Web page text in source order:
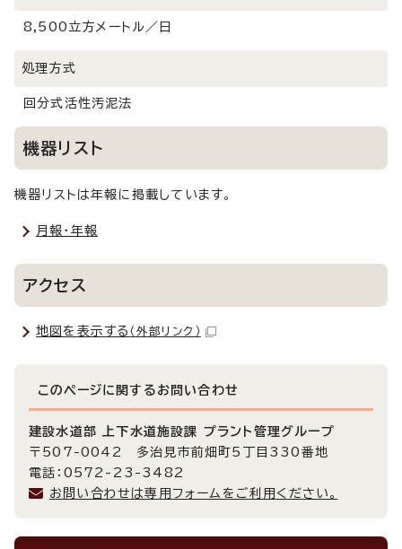
8,500立方メートル／日
処理方式
回分式活性汚泥法
機器リスト
機器リストは年報に掲載しています。
月報・年報
アクセス
地図を表示する （外部リンク）
このページに関する お問い合わせ
建設水道部 上下水道施設課 プラント管理グループ
〒507-0042 多治見市前畑町5丁目330番地
電話：0572-23-3482
お問い合わせは専用フォームをご利用ください。